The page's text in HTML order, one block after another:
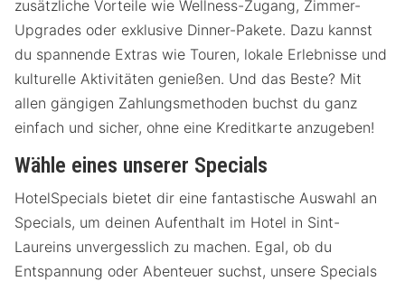
zusätzliche Vorteile wie Wellness-Zugang, Zimmer-
Upgrades oder exklusive Dinner-Pakete. Dazu kannst
du spannende Extras wie Touren, lokale Erlebnisse und
kulturelle Aktivitäten genießen. Und das Beste? Mit
allen gängigen Zahlungsmethoden buchst du ganz
einfach und sicher, ohne eine Kreditkarte anzugeben!
Wähle eines unserer Specials
HotelSpecials bietet dir eine fantastische Auswahl an
Specials, um deinen Aufenthalt im Hotel in Sint-
Laureins unvergesslich zu machen. Egal, ob du
Entspannung oder Abenteuer suchst, unsere Specials